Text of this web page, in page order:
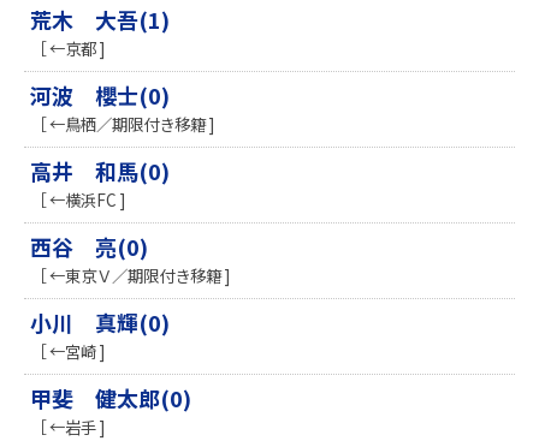
荒木 大吾(1)
［ ←京都 ]
河波 櫻士(0)
［ ←鳥栖／期限付き移籍 ]
高井 和馬(0)
［ ←横浜FC ]
西谷 亮(0)
［ ←東京Ｖ／期限付き移籍 ]
小川 真輝(0)
［ ←宮崎 ]
甲斐 健太郎(0)
［ ←岩手 ]